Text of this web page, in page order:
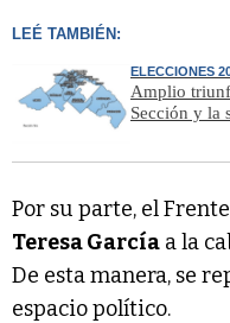
LEÉ TAMBIÉN:
ELECCIONES
Amplio
Sección y la
Por su parte, el
Teresa García a la
De esta manera, se
espacio político.